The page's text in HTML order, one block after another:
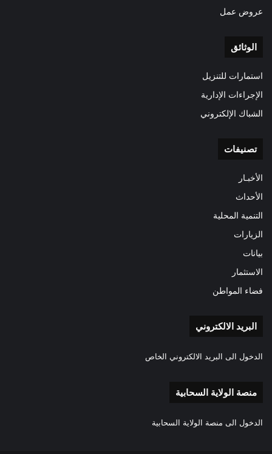
عروض عمل
الوثائق
استمارات للتنزيل
الإجراءات الإدارية
الشباك الإلكتروني
تصنيفات
الأخبـار
الأحداث
التنمية المحلية
الزيارات
بيانات
الاستثمار
فضاء المواطن
البريد الالكتروني
الدخول الى البريد الالكتروني الخاص
منصة الولاية السحابية
الدخول الى منصة الولاية السحابية